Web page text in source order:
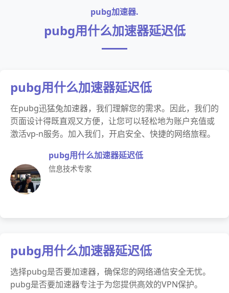
pubg加速器.
pubg用什么加速器延迟低
pubg用什么加速器延迟低
在pubg迅猛兔加速器，我们理解您的需求。因此，我们的
页面设计得既直观又方便，让您可以轻松地为账户充值或
激活vp-n服务。加入我们，开启安全、快捷的网络旅程。
pubg用什么加速器延迟低
信息技术专家
pubg用什么加速器延迟低
选择pubg是否要加速器，确保您的网络通信安全无忧。
pubg是否要加速器专注于为您提供高效的VPN保护。